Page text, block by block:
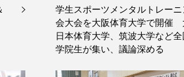
学生スポーツメンタルトレー
会大会を大阪体育大学で開催
日本体育大学、筑波大学など
学院生が集い、議論深める